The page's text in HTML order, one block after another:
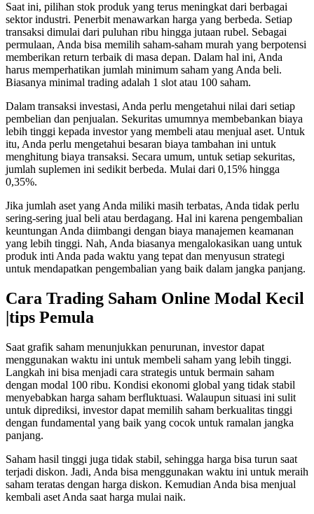
Saat ini, pilihan stok produk yang terus meningkat dari berbagai
sektor industri. Penerbit menawarkan harga yang berbeda. Setiap
transaksi dimulai dari puluhan ribu hingga jutaan rubel. Sebagai
permulaan, Anda bisa memilih saham-saham murah yang berpotensi
memberikan return terbaik di masa depan. Dalam hal ini, Anda
harus memperhatikan jumlah minimum saham yang Anda beli.
Biasanya minimal trading adalah 1 slot atau 100 saham.
Dalam transaksi investasi, Anda perlu mengetahui nilai dari setiap
pembelian dan penjualan. Sekuritas umumnya membebankan biaya
lebih tinggi kepada investor yang membeli atau menjual aset. Untuk
itu, Anda perlu mengetahui besaran biaya tambahan ini untuk
menghitung biaya transaksi. Secara umum, untuk setiap sekuritas,
jumlah suplemen ini sedikit berbeda. Mulai dari 0,15% hingga
0,35%.
Jika jumlah aset yang Anda miliki masih terbatas, Anda tidak perlu
sering-sering jual beli atau berdagang. Hal ini karena pengembalian
keuntungan Anda diimbangi dengan biaya manajemen keamanan
yang lebih tinggi. Nah, Anda biasanya mengalokasikan uang untuk
produk inti Anda pada waktu yang tepat dan menyusun strategi
untuk mendapatkan pengembalian yang baik dalam jangka panjang.
Cara Trading Saham Online Modal Kecil
|tips Pemula
Saat grafik saham menunjukkan penurunan, investor dapat
menggunakan waktu ini untuk membeli saham yang lebih tinggi.
Langkah ini bisa menjadi cara strategis untuk bermain saham
dengan modal 100 ribu. Kondisi ekonomi global yang tidak stabil
menyebabkan harga saham berfluktuasi. Walaupun situasi ini sulit
untuk diprediksi, investor dapat memilih saham berkualitas tinggi
dengan fundamental yang baik yang cocok untuk ramalan jangka
panjang.
Saham hasil tinggi juga tidak stabil, sehingga harga bisa turun saat
terjadi diskon. Jadi, Anda bisa menggunakan waktu ini untuk meraih
saham teratas dengan harga diskon. Kemudian Anda bisa menjual
kembali aset Anda saat harga mulai naik.